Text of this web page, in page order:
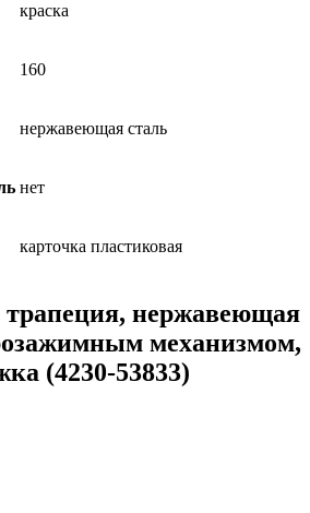
краска
160
нержавеющая сталь
нет
карточка пластиковая
нержавеющая
механизмом,
(4230-53833)